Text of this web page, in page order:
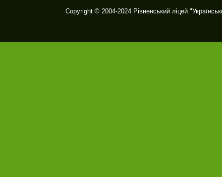
Copyright © 2004-2024 Рівненський ліцей